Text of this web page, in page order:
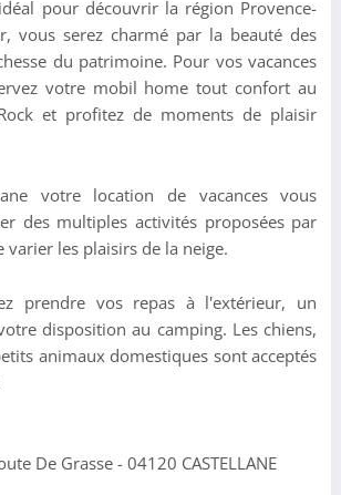
pour découvrir la région Provence-
vous serez charmé par la beauté des
du patrimoine. Pour vos vacances
votre mobil home tout confort au
et profitez de moments de plaisir
votre location de vacances vous
des multiples activités proposées par
varier les plaisirs de la neige.
prendre vos repas à l'extérieur, un
disposition au camping. Les chiens,
animaux domestiques sont acceptés
De Grasse - 04120 CASTELLANE